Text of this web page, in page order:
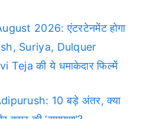
2026: एंटरटेनमेंट होगा
Suriya, Dulquer
Teja की ये धमाकेदार फिल्में
10 बड़े अंतर, क्या